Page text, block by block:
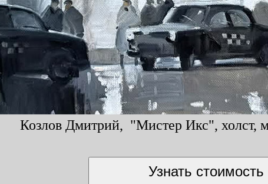
Козлов Дмитрий, "Мистер Икс", холст,